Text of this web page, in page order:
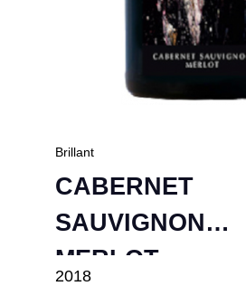
Brillant
CABERNET
SAUVIGNON
MERLOT
2018